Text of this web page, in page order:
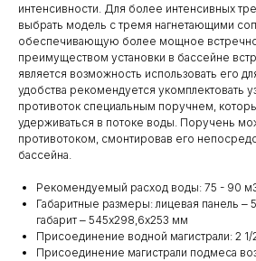
интенсивности. Для более интенсивных
выбрать модель с тремя нагнетающими
обеспечивающую более мощное
преимуществом установки в бассейне
является возможность использовать его
удобства рекомендуется укомплектовать
противоток специальным поручнем,
удерживаться в потоке воды. Поручень
противотоком, смонтировав его
бассейна.
Рекомендуемый расход воды: 75 - 90
Габаритные размеры: лицевая панель ‒
габарит ‒ 545х298,6х253 мм
Присоединение водной магистрали: 2
Присоединение магистрали подмеса